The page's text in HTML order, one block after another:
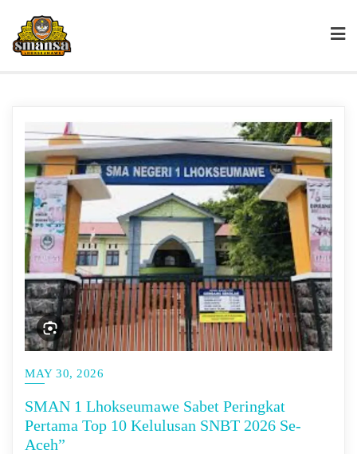
MAY 30, 2026
SMAN 1 Lhokseumawe Sabet Peringkat
Pertama Top 10 Kelulusan SNBT 2026 Se-
Aceh”